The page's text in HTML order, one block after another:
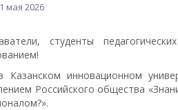
мая 2026
студенты
инновационном
Российского общества